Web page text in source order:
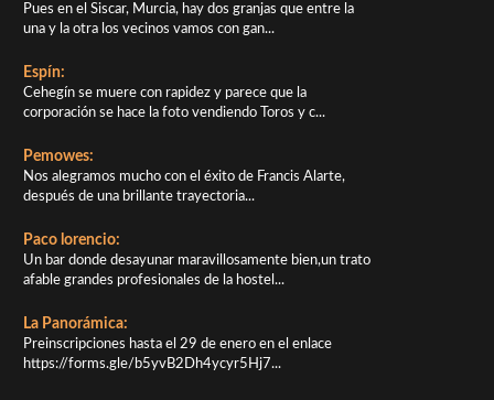
Pues en el Siscar, Murcia, hay dos granjas que entre la
una y la otra los vecinos vamos con gan...
Espín:
Cehegín se muere con rapidez y parece que la
corporación se hace la foto vendiendo Toros y c...
Pemowes:
Nos alegramos mucho con el éxito de Francis Alarte,
después de una brillante trayectoria...
Paco lorencio:
Un bar donde desayunar maravillosamente bien,un trato
afable grandes profesionales de la hostel...
La Panorámica:
Preinscripciones hasta el 29 de enero en el enlace
https://forms.gle/b5yvB2Dh4ycyr5Hj7...